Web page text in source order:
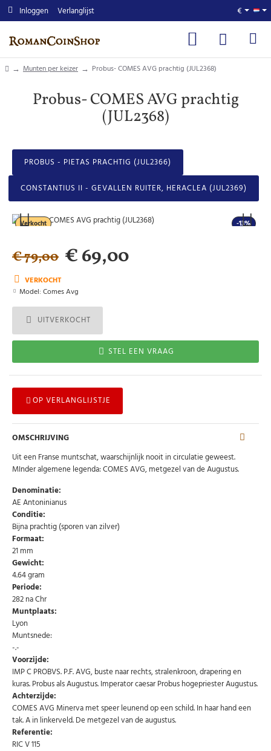
Inloggen Verlanglijst €
homeMunten per keizer Probus- COMES AVG prachtig (JUL2368)
Probus- COMES AVG prachtig
(JUL2368)
PROBUS - PIETAS PRACHTIG (JUL2366)
CONSTANTIUS II - GEVALLEN RUITER, HERACLEA (JUL2369)
-13%
Verkocht
VERKOCHT
Model: Comes Avg
€ 69,00
€ 79,00
UITVERKOCHT
STEL EEN VRAAG
OP VERLANGLIJSTJE
OMSCHRIJVING
Uit een Franse muntschat, waarschijnlijk nooit in circulatie geweest.
MInder algemene legenda: COMES AVG, metgezel van de Augustus.
Denominatie:
AE Antoninianus
Conditie:
Bijna prachtig (sporen van zilver)
Formaat:
21 mm
Gewicht:
4.64 gram
Periode:
282 na Chr
Muntplaats:
Lyon
Muntsnede:
-.-
Voorzijde:
IMP C PROBVS. P.F. AVG, buste naar rechts, stralenkroon, drapering en
kuras. Probus als Augustus. Imperator caesar Probus hogepriester Augustus.
Achterzijde:
COMES AVG Minerva met speer leunend op een schild. In haar hand een
tak. A in linkerveld. De metgezel van de augustus.
Referentie:
RIC V 115